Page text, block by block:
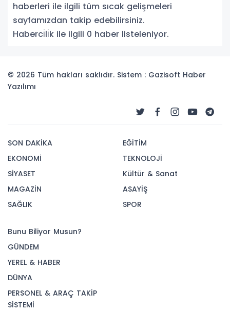
haberleri ile ilgili tüm sıcak gelişmeleri
sayfamızdan takip edebilirsiniz.
Haberci̇li̇k ile ilgili 0 haber listeleniyor.
© 2026 Tüm hakları saklıdır. Sistem : Gazisoft Haber
Yazılımı
SON DAKİKA
EKONOMİ
SİYASET
MAGAZİN
SAĞLIK
EĞİTİM
TEKNOLOJİ
Kültür & Sanat
ASAYİŞ
SPOR
Bunu Biliyor Musun?
GÜNDEM
YEREL & HABER
DÜNYA
PERSONEL & ARAÇ TAKİP
SİSTEMİ